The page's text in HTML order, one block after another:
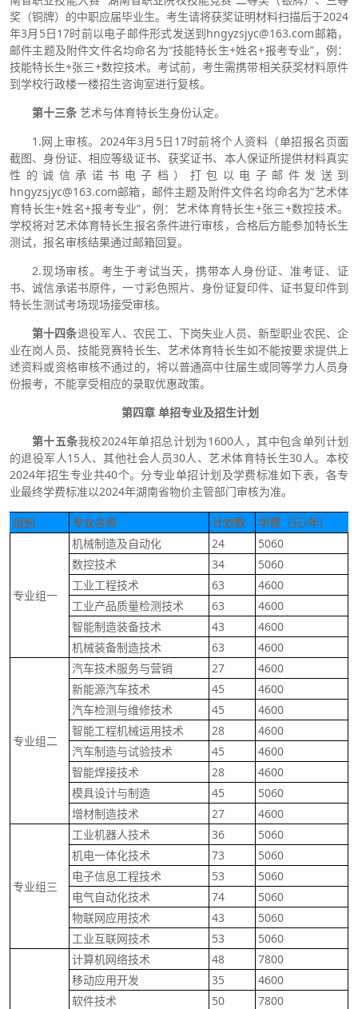
奖（铜牌）的中职应届毕业生。考生请将获奖证明材料扫描后于2024
年3月5日17时前以电子邮件形式发送到hngyzsjyc@163.com邮箱，
邮件主题及附件文件名均命名为“技能特长生+姓名+报考专业”，例：
技能特长生+张三+数控技术。考试前，考生需携带相关获奖材料原件
到学校行政楼一楼招生咨询室进行复核。
第十三条 艺术与体育特长生身份认定。
1.网上审核。2024年3月5日17时前将个人资料（单招报名页面
截图、身份证、相应等级证书、获奖证书、本人保证所提供材料真实
性的诚信承诺书电子档）打包以电子邮件发送到
hngyzsjyc@163.com邮箱，邮件主题及附件文件名均命名为“艺术体
育特长生+姓名+报考专业”，例：艺术体育特长生+张三+数控技术。
学校将对艺术体育特长生报名条件进行审核，合格后方能参加特长生
测试，报名审核结果通过邮箱回复。
2.现场审核。考生于考试当天，携带本人身份证、准考证、证
书、诚信承诺书原件，一寸彩色照片、身份证复印件、证书复印件到
特长生测试考场现场接受审核。
第十四条退役军人、农民工、下岗失业人员、新型职业农民、企
业在岗人员、技能竞赛特长生、艺术体育特长生如不能按要求提供上
述资料或资格审核不通过的，将以普通高中往届生或同等学力人员身
份报考，不能享受相应的录取优惠政策。
第四章 单招专业及招生计划
第十五条我校2024年单招总计划为1600人，其中包含单列计划
的退役军人15人、其他社会人员30人、艺术体育特长生30人。本校
2024年招生专业共40个。分专业单招计划及学费标准如下表，各专
业最终学费标准以2024年湖南省物价主管部门审核为准。
组别 专业名称 计划数 学费（元/年）
专业组一
机械制造及自动化 24
5060
数控技术
34
5060
工业工程技术
63
4600
工业产品质量检测技术
63
4600
智能制造装备技术
43
4600
机械装备制造技术
63 4600
专业组二
汽车技术服务与营销 27
4600
新能源汽车技术
45
4600
汽车检测与维修技术
45
4600
智能工程机械运用技术
28
4600
汽车制造与试验技术
45
4600
智能焊接技术
28
4600
模具设计与制造
45
5060
增材制造技术
27 4600
专业组三
工业机器人技术 36
5060
机电一体化技术
73
5060
电子信息工程技术
53
5060
电气自动化技术
74
5060
物联网应用技术
43
5060
工业互联网技术
53 5060
计算机网络技术 48
7800
移动应用开发
35
4600
软件技术
50
7800